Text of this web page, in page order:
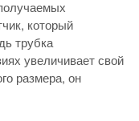
который
трубка
увеличивает свой
размера, он